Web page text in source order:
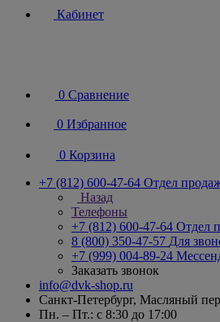
Кабинет
0 Сравнение
0 Избранное
0 Корзина
+7 (812) 600-47-64 Отдел
Назад
Телефоны
+7 (812) 600-47-64 Отдел
8 (800) 350-47-57 Для
+7 (999) 004-89-24
Заказать звонок
info@dvk-shop.ru
Санкт-Петербург, Масляный
Пн. – Пт.: с 8:30 до 17:00